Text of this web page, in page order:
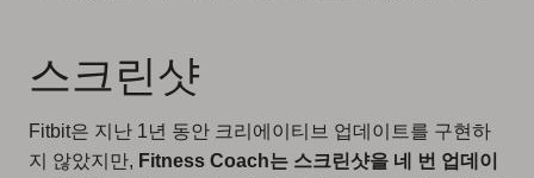
스크린샷
Fitbit은 지난 1년 동안 크리에이티브 업데이트를 구현하
지 않았지만, Fitness Coach는 스크린샷을 네 번 업데이